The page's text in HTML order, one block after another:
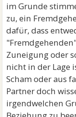
im Grunde
zu, ein
dafür, dass
Zuneigung oder
nicht in der Lage
Scham oder aus
Partner doch
irgendwelchen